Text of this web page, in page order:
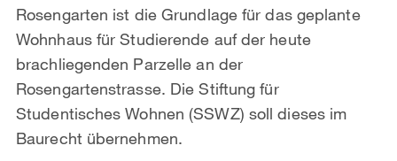
Rosengarten ist die Grundlage für das geplante
Wohnhaus für Studierende auf der heute
brachliegenden Parzelle an der
Rosengartenstrasse. Die Stiftung für
Studentisches Wohnen (SSWZ) soll dieses im
Baurecht übernehmen.